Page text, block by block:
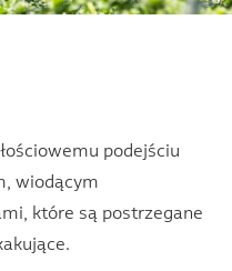
podejściu
wiodącym
które są postrzegane